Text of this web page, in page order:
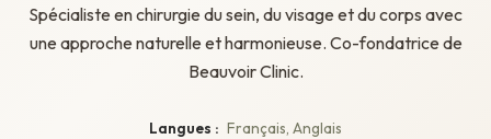
Spécialiste en chirurgie du sein, du visage et du corps avec
une approche naturelle et harmonieuse. Co-fondatrice de
Beauvoir Clinic.
Langues : Français, Anglais